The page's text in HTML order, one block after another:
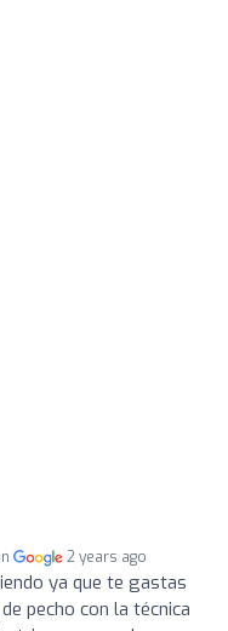
2 years ago
ya que te gastas
pecho con la técnica